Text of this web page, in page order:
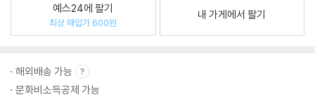
예스24에 팔기
최상 매입가 600원
내 가게에서 팔기
해외배송 가능
문화비소득공제 가능